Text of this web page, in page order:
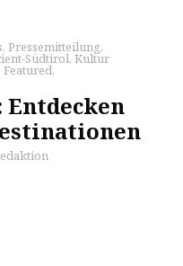
, Pressemitteilung,
Südtirol, Kultur
Featured,
Entdecken